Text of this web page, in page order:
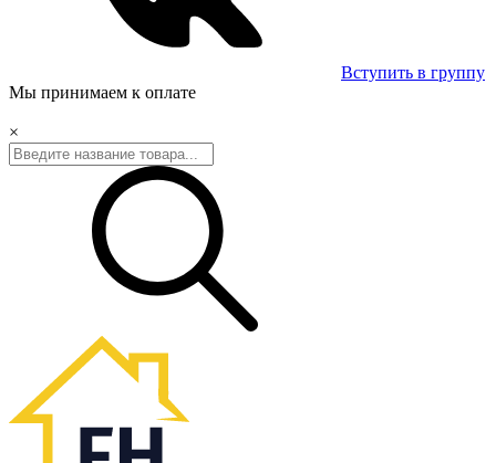
Вступить в группу
Мы принимаем к оплате
×